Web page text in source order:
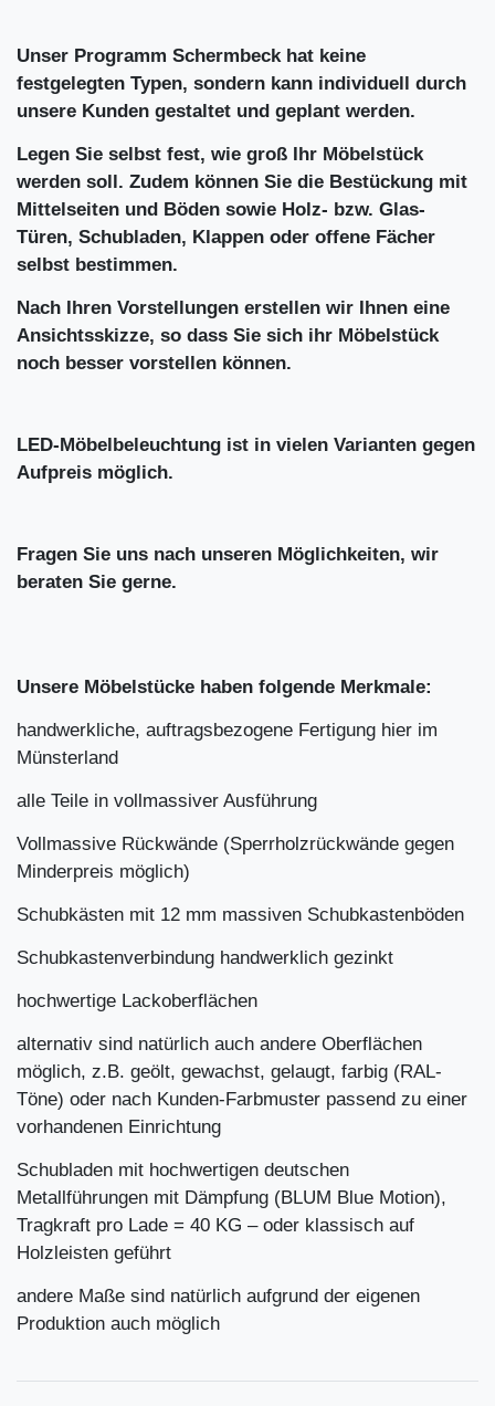
Unser Programm Schermbeck hat keine
festgelegten Typen, sondern kann individuell durch
unsere Kunden gestaltet und geplant werden.
Legen Sie selbst fest, wie groß Ihr Möbelstück
werden soll. Zudem können Sie die Bestückung mit
Mittelseiten und Böden sowie Holz- bzw. Glas-
Türen, Schubladen, Klappen oder offene Fächer
selbst bestimmen.
Nach Ihren Vorstellungen erstellen wir Ihnen eine
Ansichtsskizze, so dass Sie sich ihr Möbelstück
noch besser vorstellen können.
LED-Möbelbeleuchtung ist in vielen Varianten gegen
Aufpreis möglich.
Fragen Sie uns nach unseren Möglichkeiten, wir
beraten Sie gerne.
Unsere Möbelstücke haben folgende Merkmale:
handwerkliche, auftragsbezogene Fertigung hier im
Münsterland
alle Teile in vollmassiver Ausführung
Vollmassive Rückwände (Sperrholzrückwände gegen
Minderpreis möglich)
Schubkästen mit 12 mm massiven Schubkastenböden
Schubkastenverbindung handwerklich gezinkt
hochwertige Lackoberflächen
alternativ sind natürlich auch andere Oberflächen
möglich, z.B. geölt, gewachst, gelaugt, farbig (RAL-
Töne) oder nach Kunden-Farbmuster passend zu einer
vorhandenen Einrichtung
Schubladen mit hochwertigen deutschen
Metallführungen mit Dämpfung (BLUM Blue Motion),
Tragkraft pro Lade = 40 KG – oder klassisch auf
Holzleisten geführt
andere Maße sind natürlich aufgrund der eigenen
Produktion auch möglich